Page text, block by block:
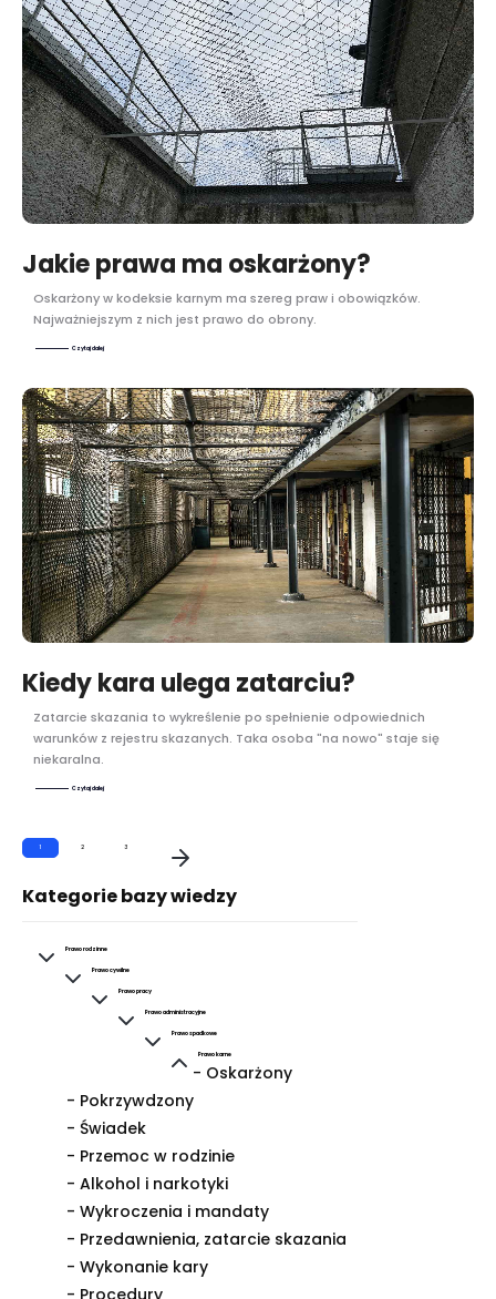
Jakie prawa ma oskarżony?
Oskarżony w kodeksie karnym ma szereg praw i obowiązków.
Najważniejszym z nich jest prawo do obrony.
Czytaj dalej
Kiedy kara ulega zatarciu?
Zatarcie skazania to wykreślenie po spełnienie odpowiednich
warunków z rejestru skazanych. Taka osoba "na nowo" staje się
niekaralna.
Czytaj dalej
1 2 3
Kategorie bazy wiedzy
Prawo rodzinne
Prawo cywilne
Prawo pracy
Prawo administracyjne
Prawo spadkowe
Prawo karne
- Oskarżony
- Pokrzywdzony
- Świadek
- Przemoc w rodzinie
- Alkohol i narkotyki
- Wykroczenia i mandaty
- Przedawnienia, zatarcie skazania
- Wykonanie kary
- Procedury